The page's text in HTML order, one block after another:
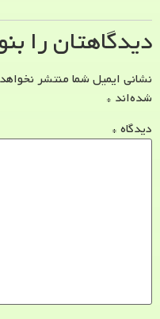
دیدگاهتان را
نشانی ایمیل شما منتشر
شده‌اند *
دیدگاه *